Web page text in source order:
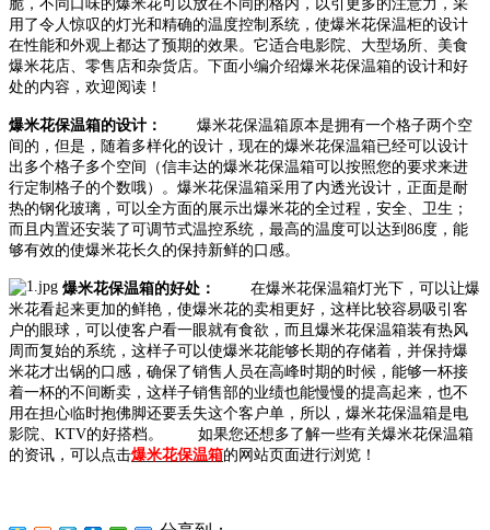
脆，不同口味的爆米花可以放在不同的格内，以引更多的注意力，采
用了令人惊叹的灯光和精确的温度控制系统，使爆米花保温柜的设计
在性能和外观上都达了预期的效果。它适合电影院、大型场所、美食
爆米花店、零售店和杂货店。下面小编介绍爆米花保温箱的设计和好
处的内容，欢迎阅读！
爆米花保温箱的设计：
爆米花保温箱原本是拥有一个格子两个空
间的，但是，随着多样化的设计，现在的爆米花保温箱已经可以设计
出多个格子多个空间（信丰达的爆米花保温箱可以按照您的要求来进
行定制格子的个数哦）。爆米花保温箱采用了内透光设计，正面是耐
热的钢化玻璃，可以全方面的展示出爆米花的全过程，安全、卫生；
而且内置还安装了可调节式温控系统，最高的温度可以达到86度，能
够有效的使爆米花长久的保持新鲜的口感。
爆米花保温箱的好处：
在爆米花保温箱灯光下，可以让爆
米花看起来更加的鲜艳，使爆米花的卖相更好，这样比较容易吸引客
户的眼球，可以使客户看一眼就有食欲，而且爆米花保温箱装有热风
周而复始的系统，这样子可以使爆米花能够长期的存储着，并保持爆
米花才出锅的口感，确保了销售人员在高峰时期的时候，能够一杯接
着一杯的不间断卖，这样子销售部的业绩也能慢慢的提高起来，也不
用在担心临时抱佛脚还要丢失这个客户单，所以，爆米花保温箱是电
影院、KTV的好搭档。
如果您还想多了解一些有关爆米花保温箱
的资讯，可以点击爆米花保温箱的网站页面进行浏览！